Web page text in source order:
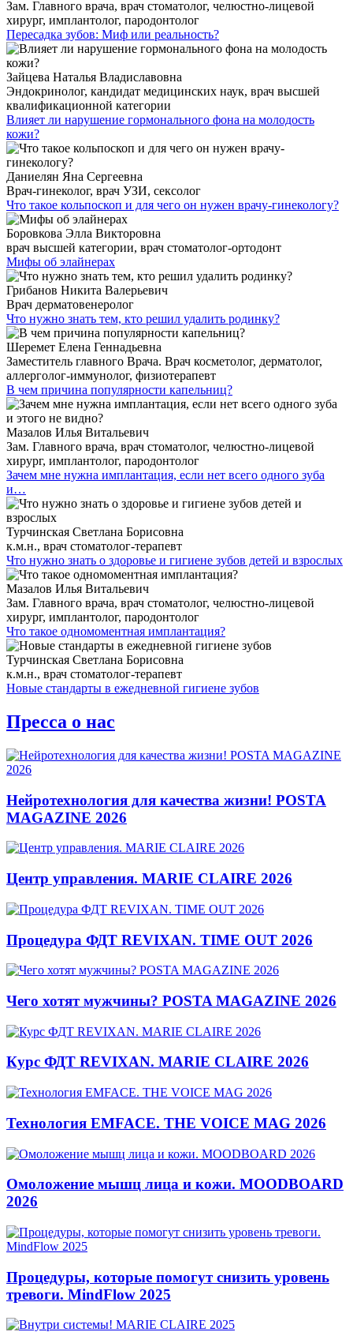
Зам. Главного врача, врач стоматолог, челюстно-лицевой
хирург, имплантолог, пародонтолог
Пересадка зубов: Миф или реальность?
Зайцева Наталья Владиславовна
Эндокринолог, кандидат медицинских наук, врач высшей
квалификационной категории
Влияет ли нарушение гормонального фона на молодость
кожи?
Даниелян Яна Сергеевна
Врач-гинеколог, врач УЗИ, сексолог
Что такое кольпоскоп и для чего он нужен врачу-гинекологу?
Боровкова Элла Викторовна
врач высшей категории, врач стоматолог-ортодонт
Мифы об элайнерах
Грибанов Никита Валерьевич
Врач дерматовенеролог
Что нужно знать тем, кто решил удалить родинку?
Шеремет Елена Геннадьевна
Заместитель главного Врача. Врач косметолог, дерматолог,
аллерголог-иммунолог, физиотерапевт
В чем причина популярности капельниц?
Мазалов Илья Витальевич
Зам. Главного врача, врач стоматолог, челюстно-лицевой
хирург, имплантолог, пародонтолог
Зачем мне нужна имплантация, если нет всего одного зуба
и…
Турчинская Светлана Борисовна
к.м.н., врач стоматолог-терапевт
Что нужно знать о здоровье и гигиене зубов детей и взрослых
Мазалов Илья Витальевич
Зам. Главного врача, врач стоматолог, челюстно-лицевой
хирург, имплантолог, пародонтолог
Что такое одномоментная имплантация?
Турчинская Светлана Борисовна
к.м.н., врач стоматолог-терапевт
Новые стандарты в ежедневной гигиене зубов
Пресса о нас
Нейротехнология для качества жизни! POSTA
MAGAZINE 2026
Центр управления. MARIE CLAIRE 2026
Процедура ФДТ REVIXAN. TIME OUT 2026
Чего хотят мужчины? POSTA MAGAZINE 2026
Курс ФДТ REVIXAN. MARIE CLAIRE 2026
Технология EMFACE. THE VOICE MAG 2026
Омоложение мышц лица и кожи. MOODBOARD
2026
Процедуры, которые помогут снизить уровень
тревоги. MindFlow 2025